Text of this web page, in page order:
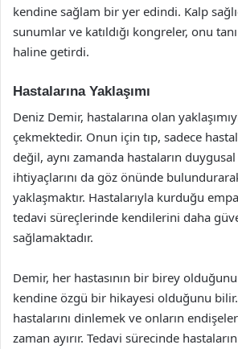
kendine sağlam bir yer edindi. Kalp
sunumlar ve katıldığı kongreler, onu
haline getirdi.
Hastalarına Yaklaşımı
Deniz Demir, hastalarına olan
çekmektedir. Onun için tıp, sadece
değil, aynı zamanda hastaların
ihtiyaçlarını da göz önünde
yaklaşmaktır. Hastalarıyla kurduğu
tedavi süreçlerinde kendilerini daha
sağlamaktadır.
Demir, her hastasının bir birey
kendine özgü bir hikayesi olduğunu
hastalarını dinlemek ve onların
zaman ayırır. Tedavi sürecinde